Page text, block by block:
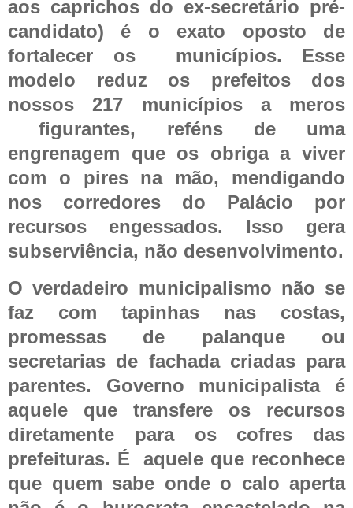
aos caprichos do ex-secretário pré-
candidato) é o exato oposto de
fortalecer os
municípios. Esse
modelo reduz os prefeitos dos
nossos 217 municípios a meros
figurantes, reféns de uma
engrenagem que os obriga a viver
com o pires na mão, mendigando
nos corredores do Palácio por
recursos engessados. Isso gera
subserviência, não desenvolvimento.
O verdadeiro municipalismo não se
faz com tapinhas nas costas,
promessas de palanque ou
secretarias de fachada criadas para
parentes. Governo municipalista é
aquele que transfere os recursos
diretamente para os cofres das
prefeituras. É
aquele que reconhece
que quem sabe onde o calo aperta